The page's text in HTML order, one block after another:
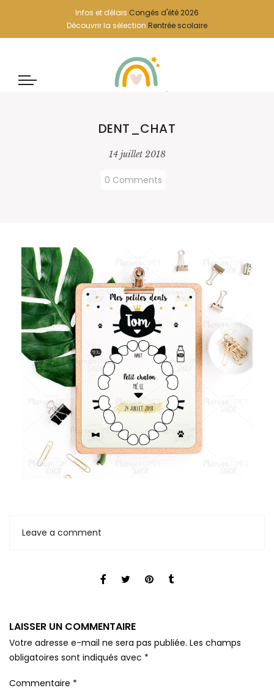
Infos et délais Congés d'été 2026
Découvrir la sélection Rentrée scolaire
DENT_CHAT
14 juillet 2018
0 Comments
Leave a comment
LAISSER UN COMMENTAIRE
Votre adresse e-mail ne sera pas publiée. Les champs
obligatoires sont indiqués avec *
Commentaire *